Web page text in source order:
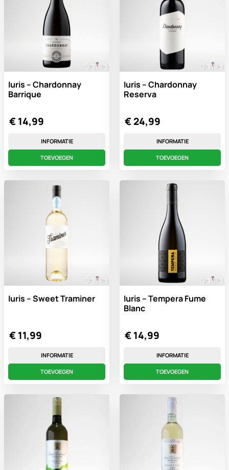
Iuris – Chardonnay
Barrique
€14,99
INFORMATIE
TOEVOEGEN
Iuris – Chardonnay
Reserva
€24,99
INFORMATIE
TOEVOEGEN
Iuris – Sweet Traminer
€11,99
INFORMATIE
TOEVOEGEN
Iuris – Tempera Fume
Blanc
€14,99
INFORMATIE
TOEVOEGEN